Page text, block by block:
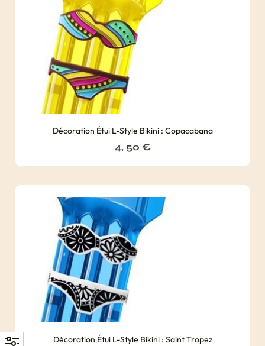
Décoration Étui L-Style Bikini : Copacabana
4, 50 €
Décoration Étui L-Style Bikini : Saint Tropez